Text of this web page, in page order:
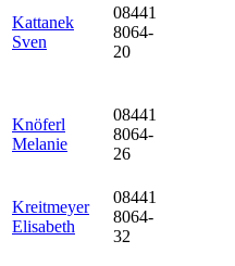
Kattanek
Sven
08441
8064-
20
Knöferl
Melanie
08441
8064-
26
Kreitmeyer
Elisabeth
08441
8064-
32